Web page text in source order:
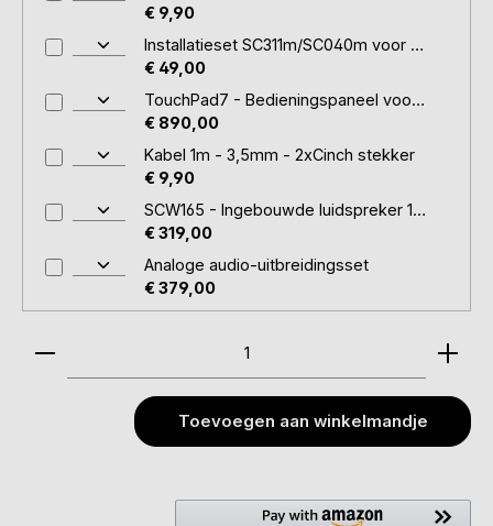
€ 9,90
Installatieset SC311m/SC040m voor 19" rek
€ 49,00
TouchPad7 - Bedieningspaneel voor muziek en KNX
€ 890,00
Kabel 1m - 3,5mm - 2xCinch stekker
€ 9,90
SCW165 - Ingebouwde luidspreker 160W (paar)
€ 319,00
Analoge audio-uitbreidingsset
€ 379,00
Producthoeveelheid: Voer de gewenste
Toevoegen aan winkelmandje